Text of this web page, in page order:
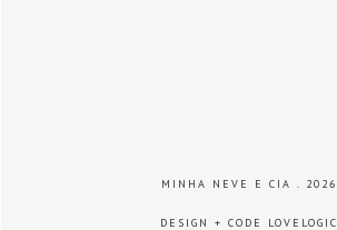
MINHA NEVE E CIA . 2026
DESIGN + CODE LOVELOGIC